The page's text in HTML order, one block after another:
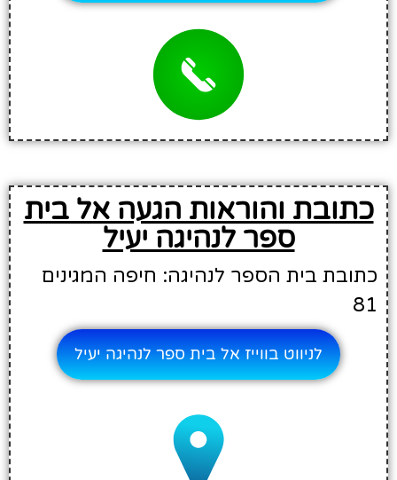
כתובת והוראות הגעה אל בית
ספר לנהיגה יעיל
כתובת בית הספר לנהיגה: חיפה המגינים
81
לניווט בווייז אל בית ספר לנהיגה יעיל